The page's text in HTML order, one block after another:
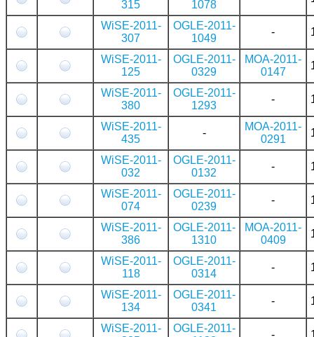
315 1078
WiSE-2011-
307
OGLE-2011-
1049
-
WiSE-2011-
125
OGLE-2011-
0329
MOA-2011-
0147
WiSE-2011-
380
OGLE-2011-
1293
-
WiSE-2011-
435
-
MOA-2011-
0291
WiSE-2011-
032
OGLE-2011-
0132
-
WiSE-2011-
074
OGLE-2011-
0239
-
WiSE-2011-
386
OGLE-2011-
1310
MOA-2011-
0409
WiSE-2011-
118
OGLE-2011-
0314
-
WiSE-2011-
134
OGLE-2011-
0341
-
WiSE-2011-
OGLE-2011-
-